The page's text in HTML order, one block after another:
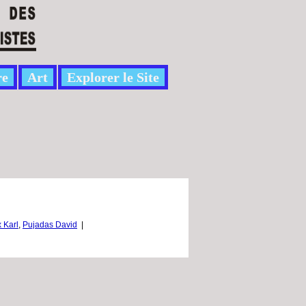
Art
Explorer le Site
Karl Pujadas David